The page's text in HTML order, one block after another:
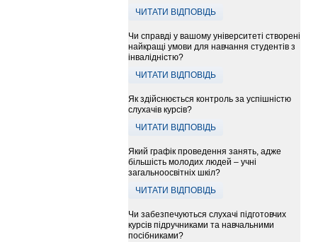
ЧИТАТИ ВІДПОВІДЬ
Чи справді у вашому університеті створені
найкращі умови для навчання студентів з
інвалідністю?
ЧИТАТИ ВІДПОВІДЬ
Як здійснюється контроль за успішністю
слухачів курсів?
ЧИТАТИ ВІДПОВІДЬ
Який графік проведення занять, адже
більшість молодих людей – учні
загальноосвітніх шкіл?
ЧИТАТИ ВІДПОВІДЬ
Чи забезпечуються слухачі підготовчих
курсів підручниками та навчальними
посібниками?